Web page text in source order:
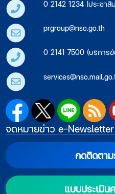
0 2142 1234 (ประชา
prgroup@nso.go.th
0 2141 7500 (บริการ
จดหมายข่าว e-Newsletter
กดติดตาม
แบบประเมิ